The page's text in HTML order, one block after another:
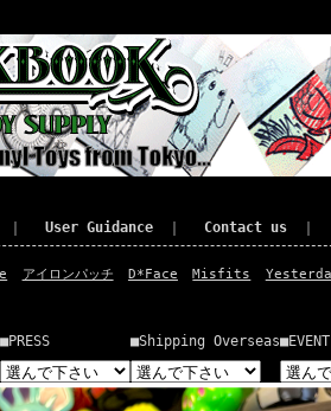
User Guidance Contact us
アイロンパッチ D*Face Misfits
■PRESS ■Shipping Overseas■EVENT